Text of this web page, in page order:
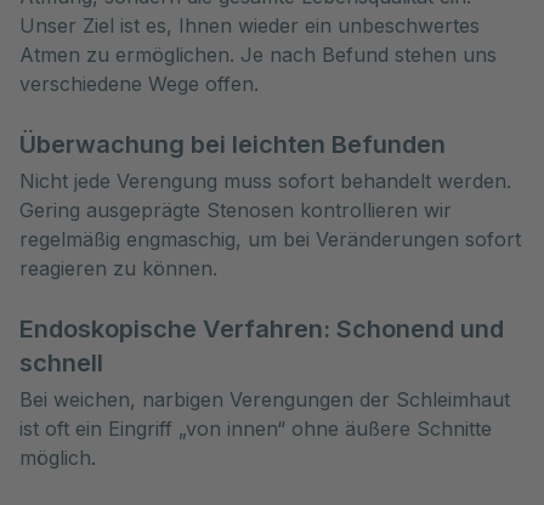
Unser Ziel ist es, Ihnen wieder ein unbeschwertes
Atmen zu ermöglichen. Je nach Befund stehen uns
verschiedene Wege offen.
Überwachung bei leichten Befunden
Nicht jede Verengung muss sofort behandelt werden.
Gering ausgeprägte Stenosen kontrollieren wir
regelmäßig engmaschig, um bei Veränderungen sofort
reagieren zu können.
Endoskopische Verfahren: Schonend und
schnell
Bei weichen, narbigen Verengungen der Schleimhaut
ist oft ein Eingriff „von innen“ ohne äußere Schnitte
möglich.